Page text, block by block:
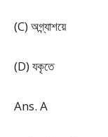
(C) অগ্ন্যাশয়ে
(D) যকৃতে
Ans. A